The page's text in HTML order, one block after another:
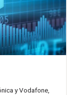
y Vodafone,